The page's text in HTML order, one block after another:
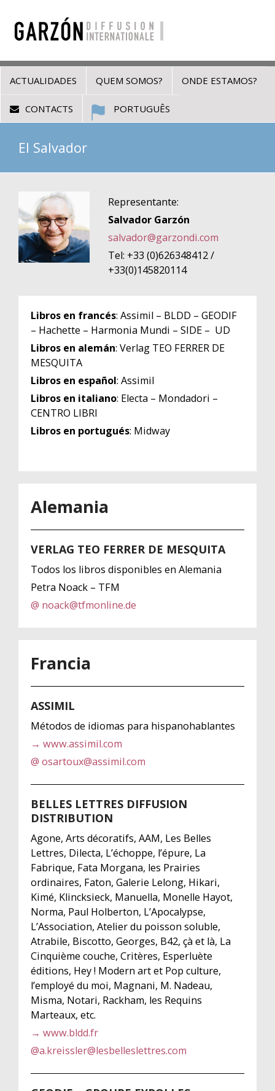
ACTUALIDADES QUEM SOMOS? ONDE ESTAMOS?
CONTACTS PORTUGUÊS
El Salvador
Representante:
Salvador Garzón
salvador@garzondi.com
Tel: +33 (0)626348412 /
+33(0)145820114
Libros en francés: Assimil – BLDD – GEODIF
– Hachette – Harmonia Mundi – SIDE – UD
Libros en alemán: Verlag TEO FERRER DE
MESQUITA
Libros en español: Assimil
Libros en italiano: Electa – Mondadori –
CENTRO LIBRI
Libros en portugués: Midway
Alemania
VERLAG TEO FERRER DE MESQUITA
Todos los libros disponibles en Alemania
Petra Noack – TFM
@ noack@tfmonline.de
Francia
ASSIMIL
Métodos de idiomas para hispanohablantes
→ www.assimil.com
@ osartoux@assimil.com
BELLES LETTRES DIFFUSION
DISTRIBUTION
Agone, Arts décoratifs, AAM, Les Belles
Lettres, Dilecta, L’échoppe, l’épure, La
Fabrique, Fata Morgana, les Prairies
ordinaires, Faton, Galerie Lelong, Hikari,
Kimé, Klincksieck, Manuella, Monelle Hayot,
Norma, Paul Holberton, L’Apocalypse,
L’Association, Atelier du poisson soluble,
Atrabile, Biscotto, Georges, B42, çà et là, La
Cinquième couche, Critères, Esperluète
éditions, Hey ! Modern art et Pop culture,
l’employé du moi, Magnani, M. Nadeau,
Misma, Notari, Rackham, les Requins
Marteaux, etc.
→ www.bldd.fr
@a.kreissler@lesbelleslettres.com